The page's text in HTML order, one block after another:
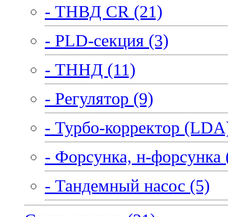
- ТНВД CR (21)
- PLD-секция (3)
- ТННД (11)
- Регулятор (9)
- Турбо-корректор
- Форсунка, н-форсунка
- Тандемный насос (5)